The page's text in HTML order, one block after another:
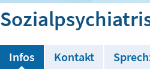
Infos Kontakt